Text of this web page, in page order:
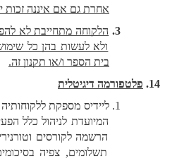
אחרת גם אם איננה זכות יוצרים,
בית הספר ו/או תקנון זה.
פלטפורמה דיגיטלית